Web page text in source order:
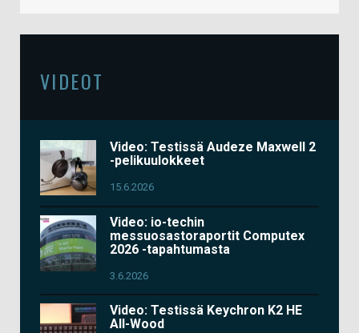
VIDEOT
Video: Testissä Audeze Maxwell 2
-pelikuulokkeet
15.6.2026
Video: io-techin
messuosastoraportit Computex
2026 -tapahtumasta
3.6.2026
Video: Testissä Keychron K2 HE
All-Wood